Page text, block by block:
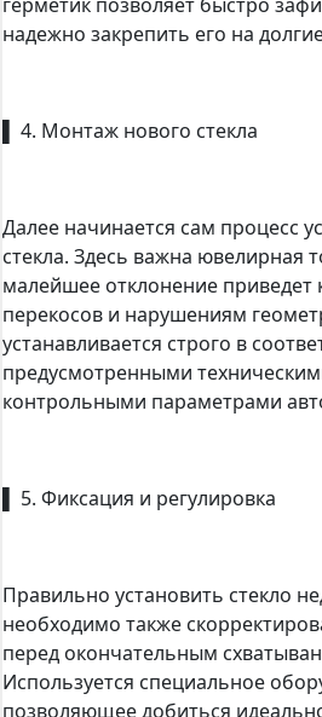
надежно закрепить его на
▌ 4. Монтаж нового стекла
Далее начинается сам процесс
стекла. Здесь важна ювелирная
малейшее отклонение приведет
перекосов и нарушениям
устанавливается строго в
предусмотренными
контрольными параметрами
▌ 5. Фиксация и регулировка
Правильно установить стекло
необходимо также
перед окончательным
Используется специальное
позволяющее добиться